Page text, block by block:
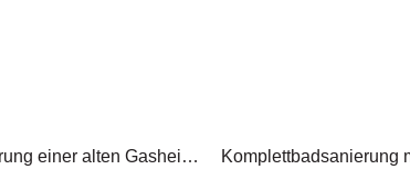
Heizungsmodernisierung einer alten Gasheizung gegen eine Gasheizung-Kascade in Trittau